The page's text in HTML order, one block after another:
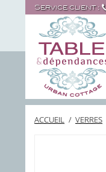
Service client :
ACCUEIL / VERRES